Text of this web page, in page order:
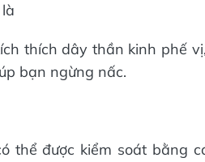
thích dây thần kinh phế
bạn ngừng nấc.
thể được kiểm soát bằng